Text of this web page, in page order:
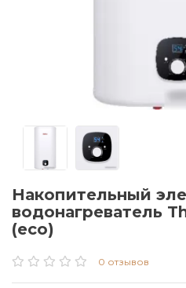
Накопительный
водонагреватель
(eco)
0 отзывов